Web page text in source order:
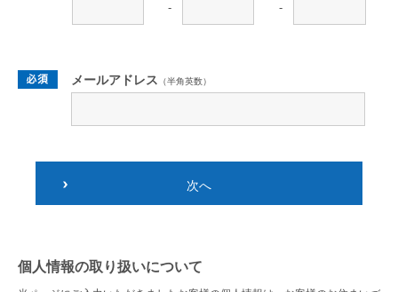
- -
メールアドレス （半角英数）
次へ
個人情報の取り扱いについて